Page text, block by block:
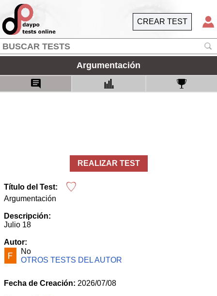
CREAR TEST
Argumentación
REALIZAR TEST
Título del Test:
Argumentación
Descripción:
Julio 18
Autor:
No
OTROS TESTS DEL AUTOR
Fecha de Creación: 2026/07/08